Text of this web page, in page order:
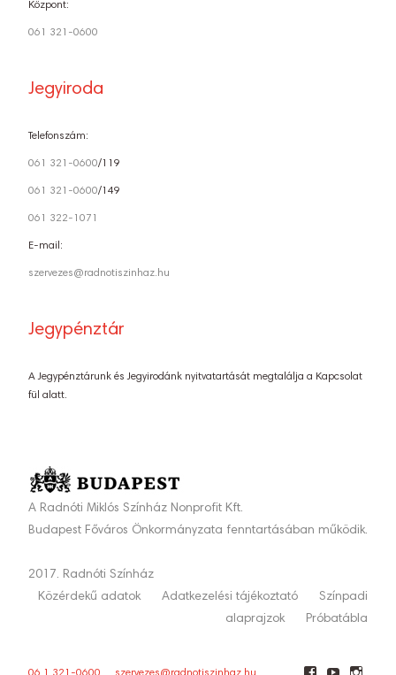
Központ:
061 321-0600
Jegyiroda
Telefonszám:
061 321-0600/119
061 321-0600/149
061 322-1071
E-mail:
szervezes@radnotiszinhaz.hu
Jegypénztár
A Jegypénztárunk és Jegyirodánk nyitvatartását megtalálja a Kapcsolat
fül alatt.
A Radnóti Miklós Színház Nonprofit Kft.
Budapest Főváros Önkormányzata fenntartásában működik.
2017. Radnóti Színház
Közérdekű adatok
Adatkezelési tájékoztató
Színpadi
alaprajzok
Próbatábla